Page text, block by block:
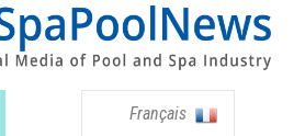
Français